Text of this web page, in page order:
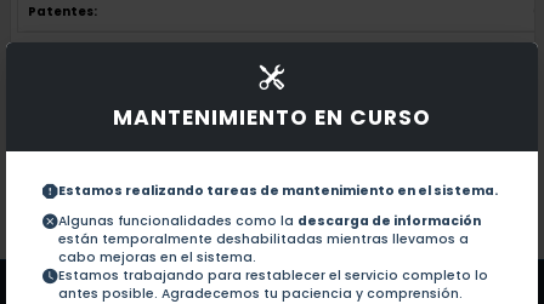
MANTENIMIENTO EN CURSO
Estamos realizando tareas de mantenimiento en el sistema.
Algunas funcionalidades como la descarga de información
están temporalmente deshabilitadas mientras llevamos a
cabo mejoras en el sistema.
Estamos trabajando para restablecer el servicio completo lo
antes posible. Agradecemos tu paciencia y comprensión.
Patentes:
No hay obras de este autor.
Documentos en revistas:
No hay revistas de este autor.
Patentes: No hay patentes de este autor.